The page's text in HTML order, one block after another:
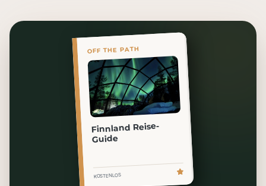
OFF THE PATH
Finnland Reise-
Guide
KOSTENLOS